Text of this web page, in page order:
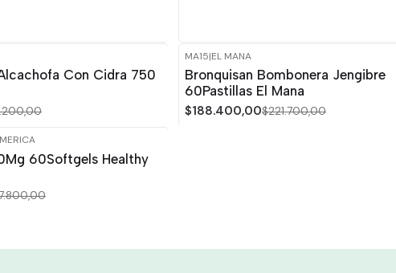
Con Cidra 750
-15%OFF
MA15|EL MANA
Bronquisan Bombonera Jengibre
60Pastillas El Mana
$188.400,00$221.700,00
60Softgels Healthy